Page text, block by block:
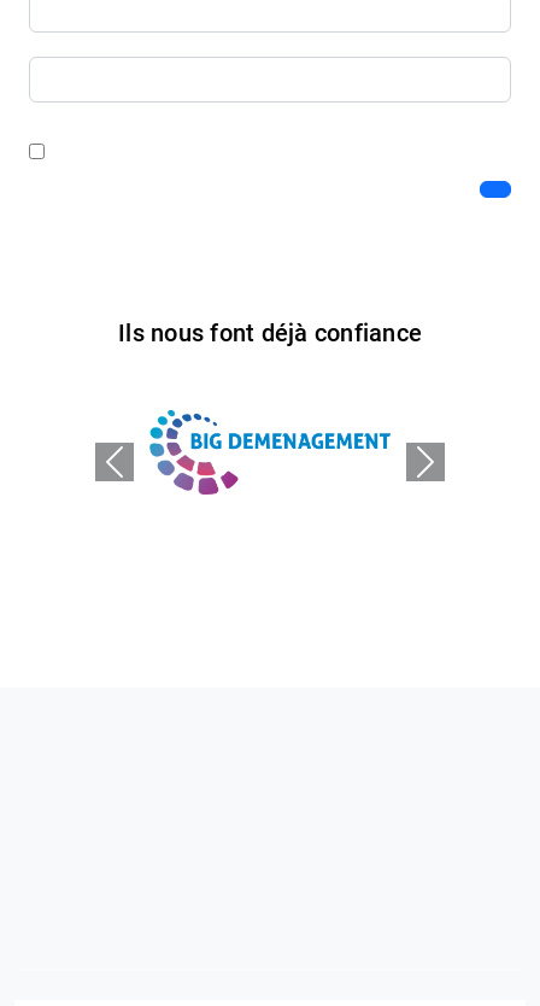
Ils nous font déjà confiance
Previous Next